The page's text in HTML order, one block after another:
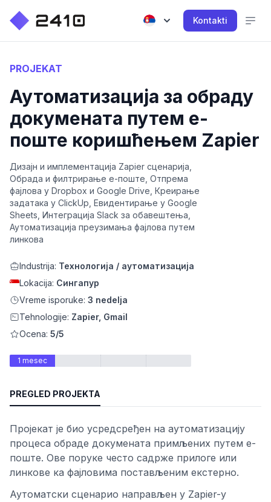
Kontakti
PROJEKAT
Аутоматизација за обраду
докумената путем е-
поште коришћењем Zapier
Дизајн и имплементација Zapier сценарија,
Обрада и филтрирање е-поште, Отпрема
фајлова у Dropbox и Google Drive, Креирање
задатака у ClickUp, Евидентирање у Google
Sheets, Интеграција Slack за обавештења,
Аутоматизација преузимања фајлова путем
линкова
Industrija: Технологија / аутоматизација
Lokacija: Сингапур
Vreme isporuke: 3 nedelja
Tehnologije: Zapier, Gmail
Ocena: 5/5
1 mesec
PREGLED PROJEKTA
Пројекат је био усредсређен на аутоматизацију
процеса обраде докумената примљених путем е-
поште. Ове поруке често садрже прилоге или
линкове ка фајловима постављеним екстерно.
Аутоматски сценарио направљен у Zapier-у